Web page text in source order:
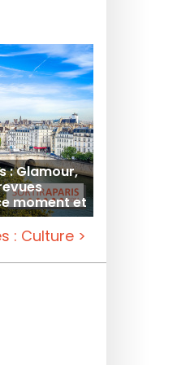
: Glamour,
moment et
: Culture >